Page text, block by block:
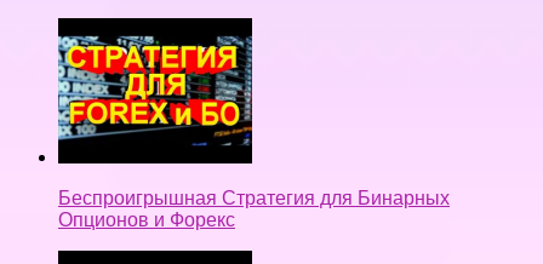
Беспроигрышная Стратегия для Бинарных
Опционов и Форекс